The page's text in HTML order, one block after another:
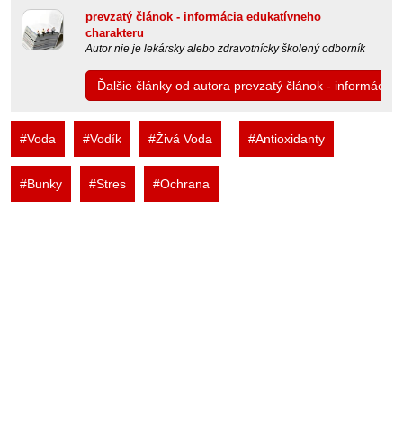
prevzatý článok - informácia edukatívneho
charakteru
Autor nie je lekársky alebo zdravotnícky školený odborník
Ďalšie články od autora prevzatý článok - informácia
#Voda #Vodík #Živá Voda #Antioxidanty
#Bunky #Stres #Ochrana